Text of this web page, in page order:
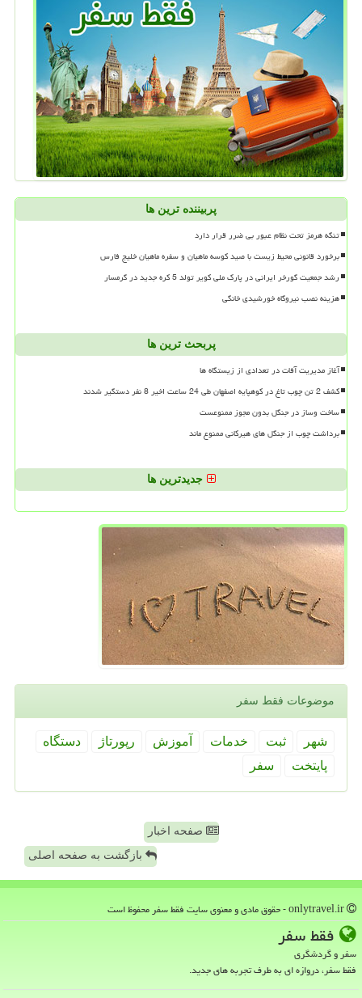
پربیننده ترین ها
تنگه هرمز تحت نظام عبور بی ضرر قرار دارد
برخورد قانونی محیط زیست با صید کوسه ماهیان و سفره ماهیان خلیج فارس
رشد جمعیت گورخر ایرانی در پارک ملی کویر تولد 5 کره جدید در گرمسار
هزینه نصب نیروگاه خورشیدی خانگی
پربحث ترین ها
آغاز مدیریت آفات در تعدادی از زیستگاه ها
کشف 2 تن چوب تاغ در کوهپایه اصفهان طی 24 ساعت اخیر 8 نفر دستگیر شدند
ساخت وساز در جنگل بدون مجوز ممنوعست
برداشت چوب از جنگل های هیرکانی ممنوع ماند
جدیدترین ها
موضوعات فقط سفر
شهر ثبت خدمات آموزش رپورتاژ
دستگاه
پایتخت
سفر
صفحه اخبار
بازگشت به صفحه اصلی
فقط سفر
سفر و گردشگری
فقط سفر، دروازه ای به طرف تجربه های جدید.